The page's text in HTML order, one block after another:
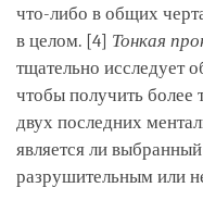
что-либо в общих
в целом. [4] Тонкая
тщательно исследует
чтобы получить более
двух последних
является ли
разрушительным или